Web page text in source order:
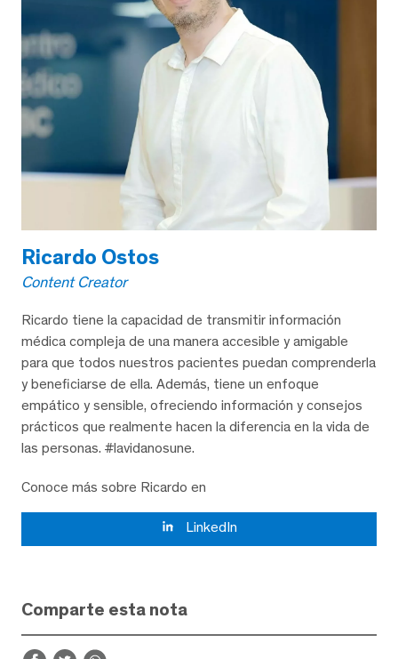
Ricardo Ostos
Content Creator
Ricardo tiene la capacidad de transmitir información
médica compleja de una manera accesible y amigable
para que todos nuestros pacientes puedan comprenderla
y beneficiarse de ella. Además, tiene un enfoque
empático y sensible, ofreciendo información y consejos
prácticos que realmente hacen la diferencia en la vida de
las personas. #lavidanosune.
Conoce más sobre Ricardo en
LinkedIn
Comparte esta nota